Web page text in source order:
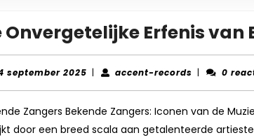
Onvergetelijke Erfenis van
september 2025 04| accent-records accent-
| 0
Zangers Bekende Zangers: Iconen van de
door een breed scala aan getalenteerde